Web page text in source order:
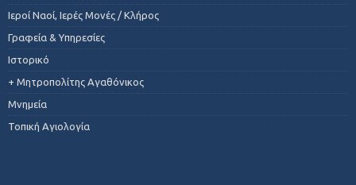
Ιεροί Ναοί, Ιερές Μονές / Κλήρος
Γραφεία & Υπηρεσίες
Ιστορικό
+ Μητροπολίτης Αγαθόνικος
Μνημεία
Τοπική Αγιολογία